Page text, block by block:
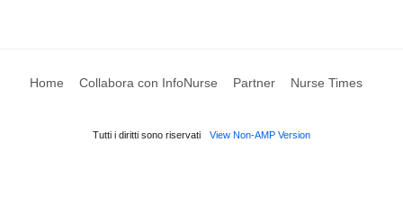
Home Collabora con InfoNurse Partner Nurse Times
Tutti i diritti sono riservati View Non-AMP Version